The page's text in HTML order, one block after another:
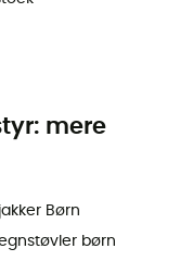
mere
Børn
børn